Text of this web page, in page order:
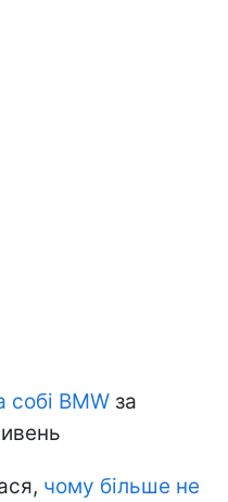
собі BMW за
чому більше не